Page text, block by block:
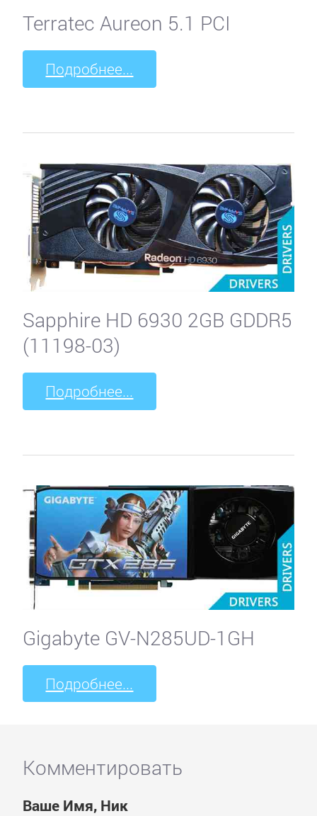
Terratec Aureon 5.1 PCI
Подробнее...
Sapphire HD 6930 2GB GDDR5
(11198-03)
Подробнее...
Gigabyte GV-N285UD-1GH
Подробнее...
Комментировать
Ваше Имя, Ник